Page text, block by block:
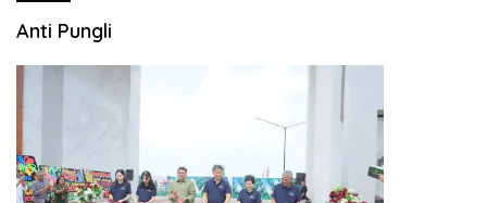
Anti Pungli